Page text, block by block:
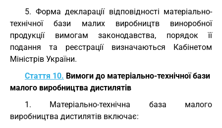
5. Форма декларації відповідності матеріально-
технічної бази малих виробництв виноробної
продукції вимогам законодавства, порядок її
подання та реєстрації визначаються Кабінетом
Міністрів України.
Стаття 10. Вимоги до матеріально-технічної бази
малого виробництва дистилятів
1. Матеріально-технічна база малого
виробництва дистилятів включає: